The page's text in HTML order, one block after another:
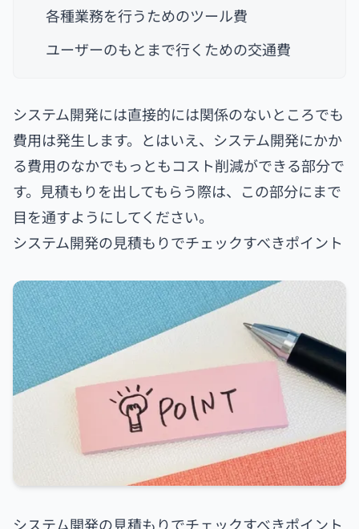
各種業務を行うためのツール費
ユーザーのもとまで行くための交通費
システム開発には直接的には関係のないところでも
費用は発生します。とはいえ、システム開発にかか
る費用のなかでもっともコスト削減ができる部分で
す。見積もりを出してもらう際は、この部分にまで
目を通すようにしてください。
システム開発の見積もりでチェックすべきポイント
システム開発の見積もりでチェックすべきポイント